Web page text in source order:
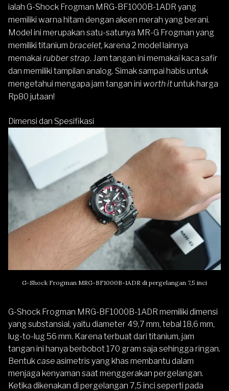
ialah G-Shock Frogman MRG-BF1000B-1ADR yang
memiliki warna hitam dengan aksen merah yang berani.
Model ini merupakan satu-satunya MR-G Frogman yang
memiliki titanium bracelet, karena 2 model lainnya
memakai rubber strap. Jam tangan ini memakai kaca safir
dan memiliki tampilan analog. Simak sampai habis untuk
mengetahui mengapa jam tangan ini worth ituntuk harga
Rp80 jutaan!
Dimensi dan Spesifikasi
G-Shock Frogman MRG-BF1000B-1ADR di pergelangan 7,5 inci
G-Shock Frogman MRG-BF1000B-1ADR memiliki dimensi
yang substansial, yaitu diameter 49,7 mm, tebal 18,6 mm,
lug-to-lug 56 mm. Karena terbuat dari titanium, jam
tangan ini hanya berbobot 170 gram saja sehingga ringan.
Bentukcaseasimetris yang khas membantu dalam
menjaga kenyaman saat menggerakan pergelangan.
Ketika dikenakan di pergelangan 7,5 inci seperti pada